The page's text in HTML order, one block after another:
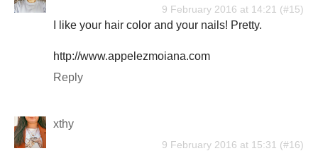
9 February 2016 at 14:21
I like your hair color and your nails! Pretty.
http://www.appelezmoiana.com
Reply
xthy
9 February 2016 at 15:31